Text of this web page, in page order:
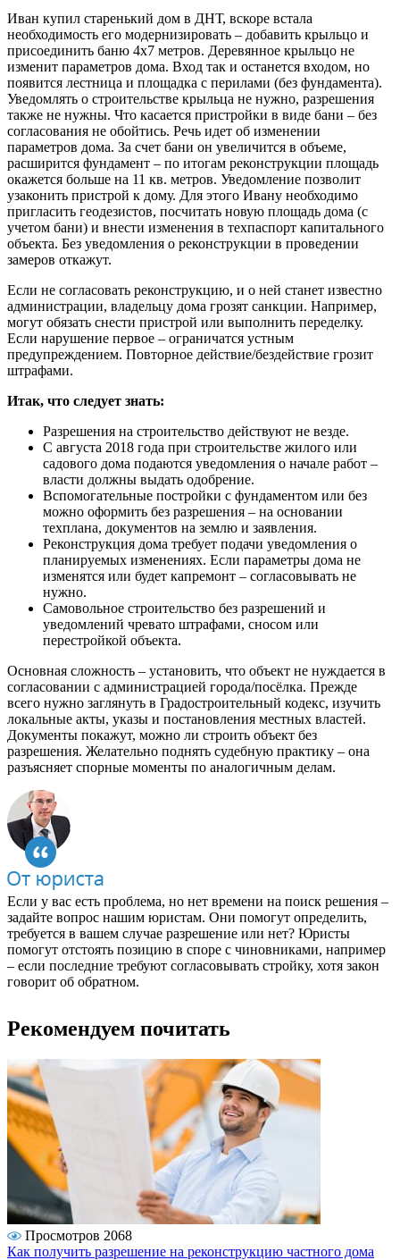
Иван купил старенький дом в ДНТ, вскоре встала
необходимость его модернизировать – добавить крыльцо и
присоединить баню 4х7 метров. Деревянное крыльцо не
изменит параметров дома. Вход так и останется входом, но
появится лестница и площадка с перилами (без фундамента).
Уведомлять о строительстве крыльца не нужно, разрешения
также не нужны. Что касается пристройки в виде бани – без
согласования не обойтись. Речь идет об изменении
параметров дома. За счет бани он увеличится в объеме,
расширится фундамент – по итогам реконструкции площадь
окажется больше на 11 кв. метров. Уведомление позволит
узаконить пристрой к дому. Для этого Ивану необходимо
пригласить геодезистов, посчитать новую площадь дома (с
учетом бани) и внести изменения в техпаспорт капитального
объекта. Без уведомления о реконструкции в проведении
замеров откажут.
Если не согласовать реконструкцию, и о ней станет известно
администрации, владельцу дома грозят санкции. Например,
могут обязать снести пристрой или выполнить переделку.
Если нарушение первое – ограничатся устным
предупреждением. Повторное действие/бездействие грозит
штрафами.
Итак, что следует знать:
Разрешения на строительство действуют не везде.
С августа 2018 года при строительстве жилого или
садового дома подаются уведомления о начале работ –
власти должны выдать одобрение.
Вспомогательные постройки с фундаментом или без
можно оформить без разрешения – на основании
техплана, документов на землю и заявления.
Реконструкция дома требует подачи уведомления о
планируемых изменениях. Если параметры дома не
изменятся или будет капремонт – согласовывать не
нужно.
Самовольное строительство без разрешений и
уведомлений чревато штрафами, сносом или
перестройкой объекта.
Основная сложность – установить, что объект не нуждается в
согласовании с администрацией города/посёлка. Прежде
всего нужно заглянуть в Градостроительный кодекс, изучить
локальные акты, указы и постановления местных властей.
Документы покажут, можно ли строить объект без
разрешения. Желательно поднять судебную практику – она
разъясняет спорные моменты по аналогичным делам.
Если у вас есть проблема, но нет времени на поиск решения –
задайте вопрос нашим юристам. Они помогут определить,
требуется в вашем случае разрешение или нет? Юристы
помогут отстоять позицию в споре с чиновниками, например
– если последние требуют согласовывать стройку, хотя закон
говорит об обратном.
Рекомендуем почитать
Просмотров 2068
Как получить разрешение на реконструкцию частного дома